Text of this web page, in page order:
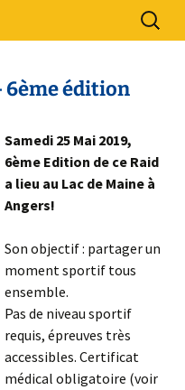
Sport
6ème édition
Samedi 25 Mai 2019,
6ème Edition de ce Raid
a lieu au Lac de Maine à
Angers!
Son objectif : partager un
moment sportif tous
ensemble.
Pas de niveau sportif
requis, épreuves très
accessibles. Certificat
médical obligatoire (voir